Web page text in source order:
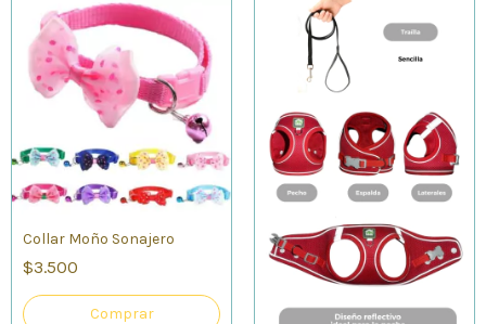
Collar Moño Sonajero
$3.500
Comprar